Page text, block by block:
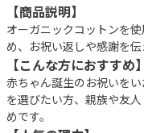
【商品説明】
オーガニックコットンを
め、お祝い返しや感謝を伝
【こんな方におすすめ】
赤ちゃん誕生のお祝いを
を選びたい方、親族や友
めです。